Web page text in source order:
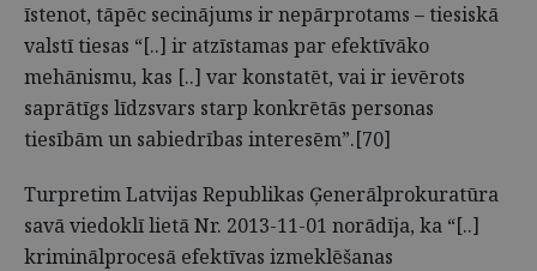
īstenot, tāpēc secinājums ir nepārprotams – tiesiskā
valstī tiesas “[..] ir atzīstamas par efektīvāko
mehānismu, kas [..] var konstatēt, vai ir ievērots
saprātīgs līdzsvars starp konkrētās personas
tiesībām un sabiedrības interesēm”.[70]
Turpretim Latvijas Republikas Ģenerālprokuratūra
savā viedoklī lietā Nr. 2013-11-01 norādīja, ka “[..]
kriminālprocesā efektīvas izmeklēšanas